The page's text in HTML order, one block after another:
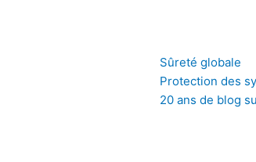
Sûreté globale
Protection des
20 ans de blog